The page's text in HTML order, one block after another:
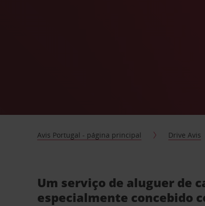
Avis Portugal - página principal Drive Avis
Um serviço de aluguer de
especialmente concebido